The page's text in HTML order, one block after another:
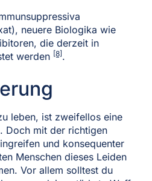
neuere Biologika wie
die derzeit in
werden [8] .
leben, ist zweifellos eine
Doch mit der richtigen
und konsequenter
Menschen dieses Leiden
Vor allem solltest du